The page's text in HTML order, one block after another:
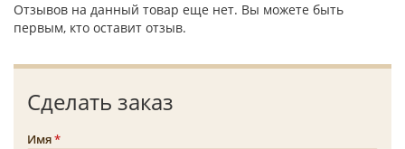
Отзывов на данный товар еще нет. Вы можете быть
первым, кто оставит отзыв.
Сделать заказ
Имя